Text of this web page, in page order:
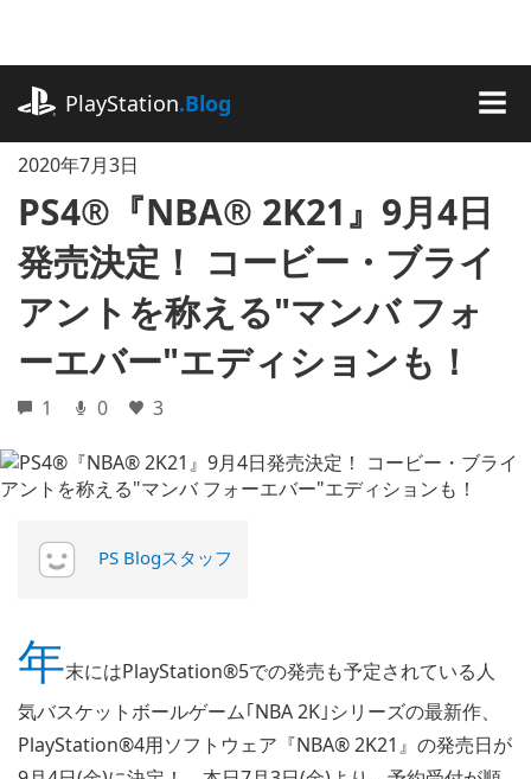
に
ッ
PlayStation.Blog
2020年7月3日
PS4®『NBA® 2K21』9月4日
発売決定！ コービー・ブライ
アントを称える"マンバ フォ
ーエバー"エディションも！
1 0 3
PS Blogスタッフ
年末にはPlayStation®5での発売も予定されている人
気バスケットボールゲーム｢NBA 2K｣シリーズの最新作、
PlayStation®4用ソフトウェア『NBA® 2K21』の発売日が